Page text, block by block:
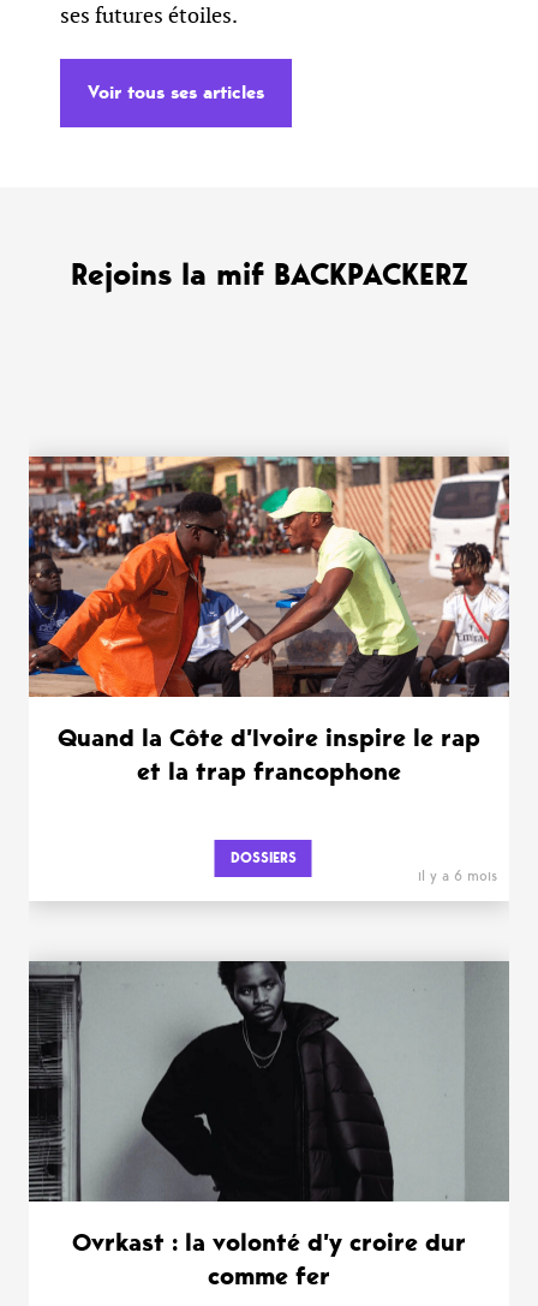
ses futures étoiles.
Voir tous ses articles
Rejoins la mif BACKPACKERZ
WANT MORE ?
Quand la Côte d’Ivoire inspire le rap
et la trap francophone
DOSSIERS
il y a 6 mois
Ovrkast : la volonté d’y croire dur
comme fer